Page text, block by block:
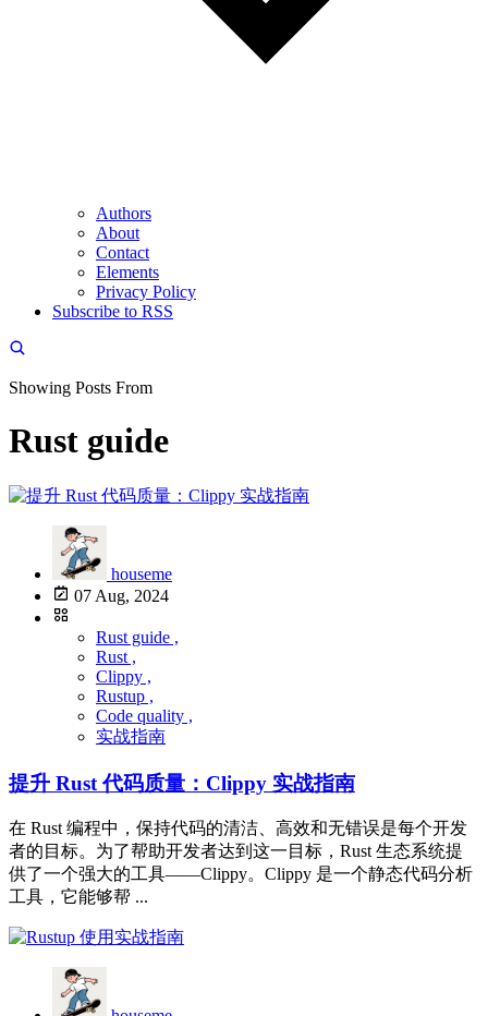
Authors
About
Contact
Elements
Privacy Policy
Subscribe to RSS
Showing Posts From
Rust guide
houseme
07 Aug, 2024
Rust guide ,
Rust ,
Clippy ,
Rustup ,
Code quality ,
实战指南
提升 Rust 代码质量：Clippy 实战指南
在 Rust 编程中，保持代码的清洁、高效和无错误是每个开发
者的目标。为了帮助开发者达到这一目标，Rust 生态系统提
供了一个强大的工具——Clippy。Clippy 是一个静态代码分析
工具，它能够帮 ...